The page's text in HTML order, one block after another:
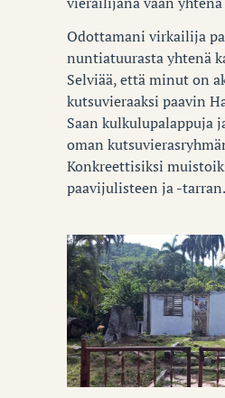
Odottamani virkailija
nuntiatuurasta yhtenä
Selviää, että minut on
kutsuvieraaksi paavin
Saan kulkulupalappuja
oman
Konkreettisiksi
paavijulisteen ja -tarran.